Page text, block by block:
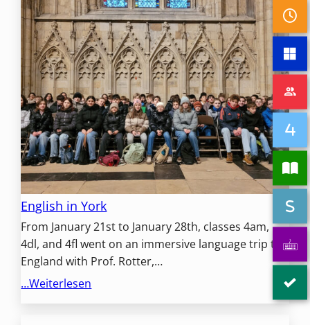
English in York
From January 21st to January 28th, classes 4am,
4dl, and 4fl went on an immersive language trip to
England with Prof. Rotter,…
…Weiterlesen